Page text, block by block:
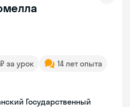
за урок
14 лет опыта
Государственный